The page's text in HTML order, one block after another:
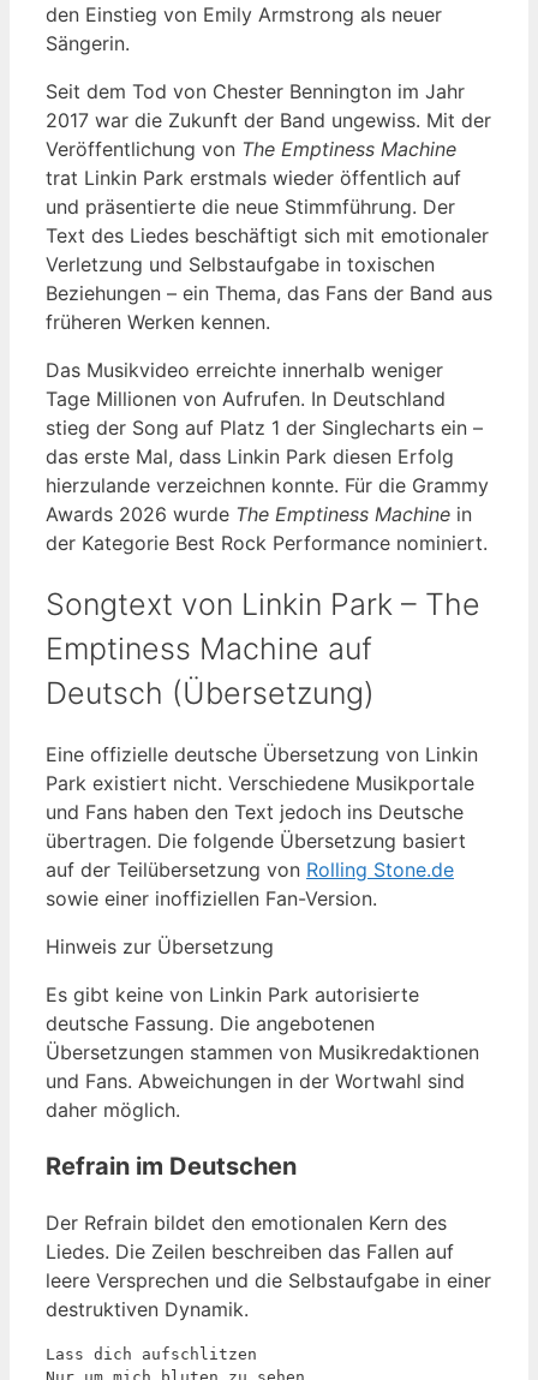
den Einstieg von Emily Armstrong als neuer
Sängerin.
Seit dem Tod von Chester Bennington im Jahr
2017 war die Zukunft der Band ungewiss. Mit der
Veröffentlichung von The Emptiness Machine
trat Linkin Park erstmals wieder öffentlich auf
und präsentierte die neue Stimmführung. Der
Text des Liedes beschäftigt sich mit emotionaler
Verletzung und Selbstaufgabe in toxischen
Beziehungen – ein Thema, das Fans der Band aus
früheren Werken kennen.
Das Musikvideo erreichte innerhalb weniger
Tage Millionen von Aufrufen. In Deutschland
stieg der Song auf Platz 1 der Singlecharts ein –
das erste Mal, dass Linkin Park diesen Erfolg
hierzulande verzeichnen konnte. Für die Grammy
Awards 2026 wurde The Emptiness Machine in
der Kategorie Best Rock Performance nominiert.
Songtext von Linkin Park – The
Emptiness Machine auf
Deutsch (Übersetzung)
Eine offizielle deutsche Übersetzung von Linkin
Park existiert nicht. Verschiedene Musikportale
und Fans haben den Text jedoch ins Deutsche
übertragen. Die folgende Übersetzung basiert
auf der Teilübersetzung von Rolling Stone.de
sowie einer inoffiziellen Fan-Version.
Hinweis zur Übersetzung
Es gibt keine von Linkin Park autorisierte
deutsche Fassung. Die angebotenen
Übersetzungen stammen von Musikredaktionen
und Fans. Abweichungen in der Wortwahl sind
daher möglich.
Refrain im Deutschen
Der Refrain bildet den emotionalen Kern des
Liedes. Die Zeilen beschreiben das Fallen auf
leere Versprechen und die Selbstaufgabe in einer
destruktiven Dynamik.
Lass dich aufschlitzen